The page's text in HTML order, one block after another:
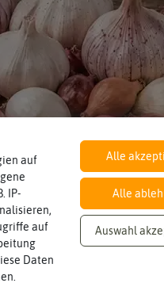
BIO
auf
IP-
auf
Daten
Alle
Alle
Auswahl